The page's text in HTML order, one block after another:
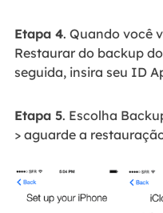
Etapa 4. Quando você
Restaurar do backup
seguida, insira seu ID
Etapa 5. Escolha
> aguarde a